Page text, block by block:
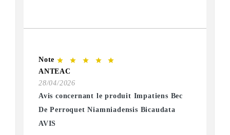
Note star star star star star
ANTEAC
28/04/2026
Avis concernant le produit Impatiens Bec
De Perroquet Niamniadensis Bicaudata
AVIS